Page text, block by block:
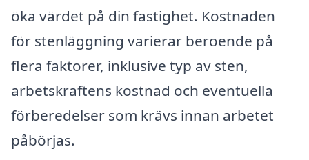
öka värdet på din fastighet. Kostnaden
för stenläggning varierar beroende på
flera faktorer, inklusive typ av sten,
arbetskraftens kostnad och eventuella
förberedelser som krävs innan arbetet
påbörjas.